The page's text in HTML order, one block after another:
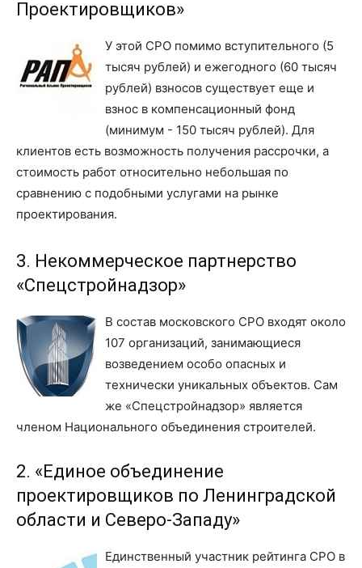
Проектировщиков»
У этой СРО помимо вступительного (5
тысяч рублей) и ежегодного (60 тысяч
рублей) взносов существует еще и
взнос в компенсационный фонд
(минимум - 150 тысяч рублей). Для
клиентов есть возможность получения рассрочки, а
стоимость работ относительно небольшая по
сравнению с подобными услугами на рынке
проектирования.
3. Некоммерческое партнерство
«Спецстройнадзор»
В состав московского СРО входят около
107 организаций, занимающиеся
возведением особо опасных и
технически уникальных объектов. Сам
же «Спецстройнадзор» является
членом Национального объединения строителей.
2. «Единое объединение
проектировщиков по Ленинградской
области и Северо-Западу»
Единственный участник рейтинга СРО в